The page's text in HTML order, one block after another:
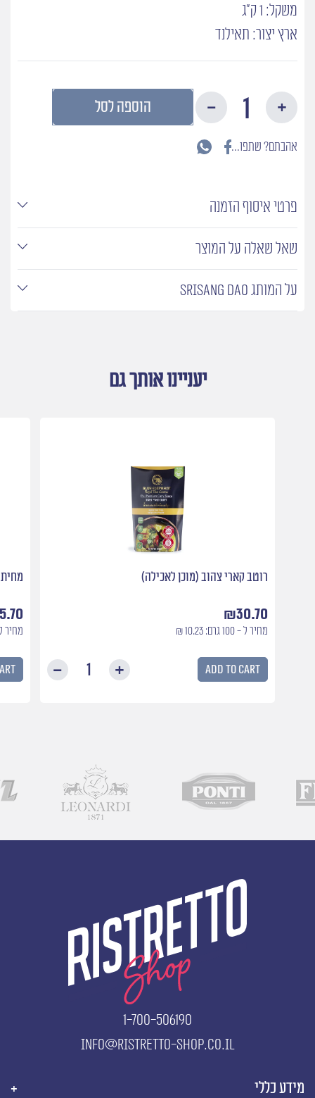
מוקפץ, ממולאים ועוד.
משקל: 1 ק"ג
ארץ יצור: תאילנד
של
הום-מאלי-
הוספה לסל
אהבתם? שתפו...
פרטי איסוף הזמנה
שאל שאלה על המוצר
על המותג SRISANG DAO
יעניינו אותך גם
רוטב קארי צהוב (מוכן לאכילה)
₪30.70
מחיר ל - 100 גרם: 10.23 ₪
רוטב
Add to cart
מחיר ל - 100
1-700-506190
info@ristretto-shop.co.il
מידע כללי